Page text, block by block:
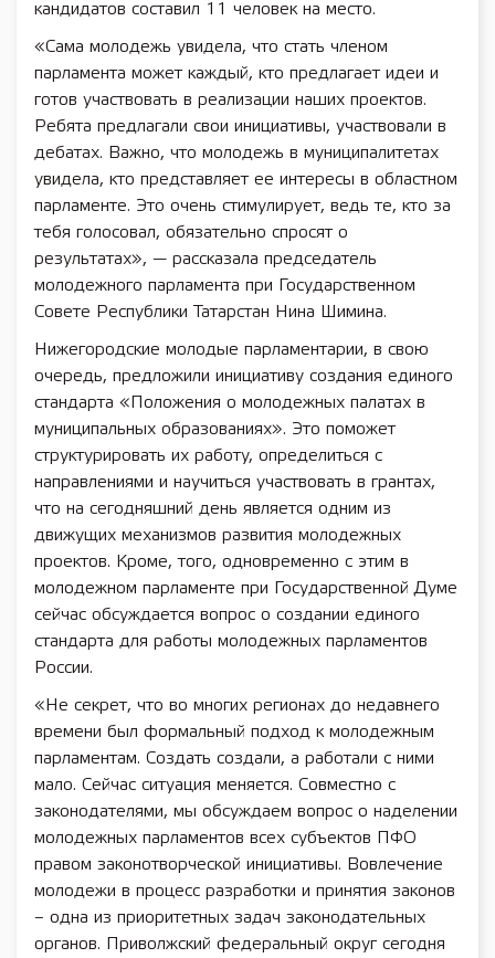
кандидатов составил 11 человек на место.
«Сама молодежь увидела, что стать членом
парламента может каждый, кто предлагает идеи и
готов участвовать в реализации наших проектов.
Ребята предлагали свои инициативы, участвовали в
дебатах. Важно, что молодежь в муниципалитетах
увидела, кто представляет ее интересы в областном
парламенте. Это очень стимулирует, ведь те, кто за
тебя голосовал, обязательно спросят о
результатах», — рассказала председатель
молодежного парламента при Государственном
Совете Республики Татарстан Нина Шимина.
Нижегородские молодые парламентарии, в свою
очередь, предложили инициативу создания единого
стандарта «Положения о молодежных палатах в
муниципальных образованиях». Это поможет
структурировать их работу, определиться с
направлениями и научиться участвовать в грантах,
что на сегодняшний день является одним из
движущих механизмов развития молодежных
проектов. Кроме, того, одновременно с этим в
молодежном парламенте при Государственной Думе
сейчас обсуждается вопрос о создании единого
стандарта для работы молодежных парламентов
России.
«Не секрет, что во многих регионах до недавнего
времени был формальный подход к молодежным
парламентам. Создать создали, а работали с ними
мало. Сейчас ситуация меняется. Совместно с
законодателями, мы обсуждаем вопрос о наделении
молодежных парламентов всех субъектов ПФО
правом законотворческой инициативы. Вовлечение
молодежи в процесс разработки и принятия законов
– одна из приоритетных задач законодательных
органов. Приволжский федеральный округ сегодня